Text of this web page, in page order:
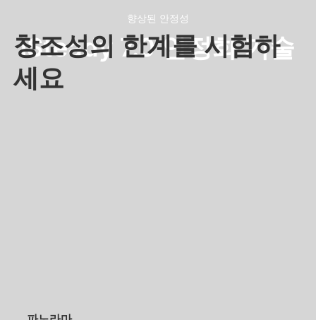
향상된 안정성
iSteady 7.0 안정화 기술
창조성의 한계를 시험하
세요